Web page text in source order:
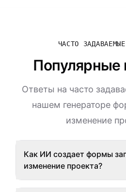
ЧАСТО
Популярные
Ответы на часто
нашем генераторе
изменение
Как ИИ создает формы
изменение проекта?